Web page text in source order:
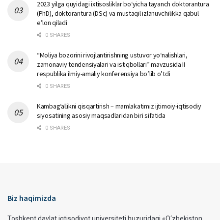
2023 yilga quyidagi ixtisosliklar bо‘yicha tayanch doktorantura
(PhD), doktorantura (DSc) va mustaqil izlanuvchilikka qabul
e’lon qiladi
0 SHARES
“Moliya bozorini rivojlantirishning ustuvor yo‘nalishlari,
zamonaviy tendensiyalari va istiqbollari” mavzusida II
respublika ilmiy-amaliy konferensiya bo’lib o’tdi
0 SHARES
Kambag‘allikni qisqartirish – mamlakatimiz ijtimoiy-iqtisodiy
siyosatining asosiy maqsadlaridan biri sifatida
0 SHARES
Biz haqimizda